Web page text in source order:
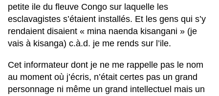
petite ile du fleuve Congo sur laquelle les
esclavagistes s’étaient installés. Et les gens qui s’y
rendaient disaient « mina naenda kisangani » (je
vais à kisanga) c.à.d. je me rends sur l’ile.
Cet informateur dont je ne me rappelle pas le nom
au moment où j’écris, n’était certes pas un grand
personnage ni même un grand intellectuel mais un